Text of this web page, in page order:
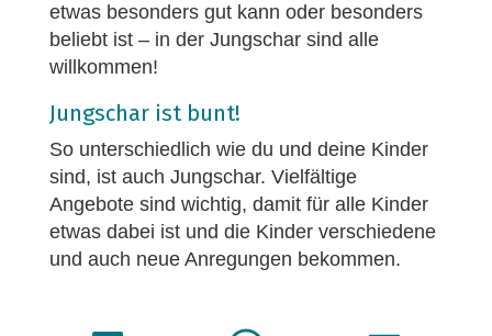
etwas besonders gut kann oder besonders
beliebt ist – in der Jungschar sind alle
willkommen!
Jungschar ist bunt!
So unterschiedlich wie du und deine Kinder
sind, ist auch Jungschar. Vielfältige
Angebote sind wichtig, damit für alle Kinder
etwas dabei ist und die Kinder verschiedene
und auch neue Anregungen bekommen.